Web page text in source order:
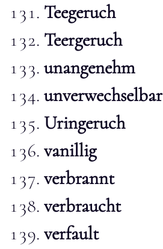
Teegeruch
Teergeruch
unangenehm
unverwechselbar
Uringeruch
vanillig
verbrannt
verbraucht
verfault